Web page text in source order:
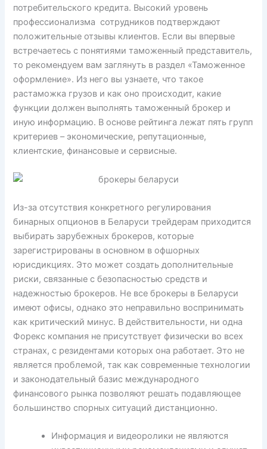
потребительского кредита. Высокий уровень
профессионализма сотрудников подтверждают
положительные отзывы клиентов. Если вы впервые
встречаетесь с понятиями таможенный представитель,
то рекомендуем вам заглянуть в раздел «Таможенное
оформление». Из него вы узнаете, что такое
растаможка грузов и как оно происходит, какие
функции должен выполнять таможенный брокер и
иную информацию. В основе рейтинга лежат пять групп
критериев – экономические, репутационные,
клиентские, финансовые и сервисные.
Из-за отсутствия конкретного регулирования
бинарных опционов в Беларуси трейдерам приходится
выбирать зарубежных брокеров, которые
зарегистрированы в основном в офшорных
юрисдикциях. Это может создать дополнительные
риски, связанные с безопасностью средств и
надежностью брокеров​. Не все брокеры в Беларуси
имеют офисы, однако это неправильно воспринимать
как критический минус. В действительности, ни одна
Форекс компания не присутствует физически во всех
странах, с резидентами которых она работает. Это не
является проблемой, так как современные технологии
и законодательный базис международного
финансового рынка позволяют решать подавляющее
большинство спорных ситуаций дистанционно.
Информация и видеоролики не являются